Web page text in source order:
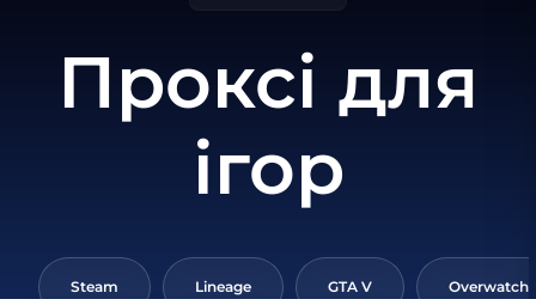
Проксі для
ігор
Steam Lineage GTA V Overwatch